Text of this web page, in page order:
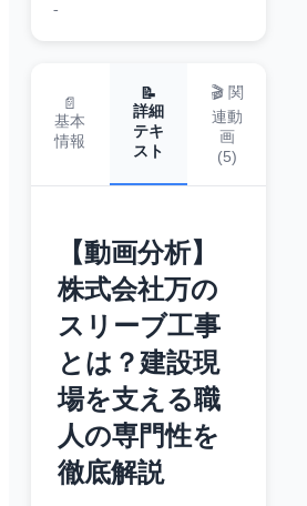
-
📄
基本
情報
📝
詳細
テキ
スト
🎬 関
連動
画
(5)
【動画分析】
株式会社万の
スリーブ工事
とは？建設現
場を支える職
人の専門性を
徹底解説